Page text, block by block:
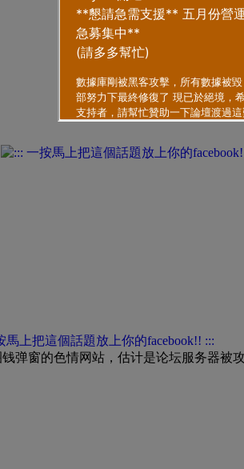
弹窗的色情网站，估计是论坛服务器被